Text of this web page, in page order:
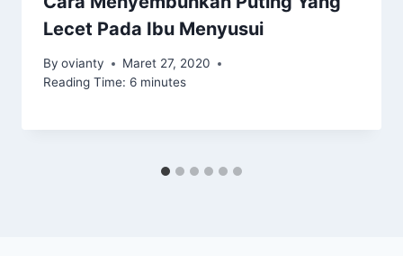
Lecet Pada Ibu Menyusui
By ovianty
Maret 27, 2020
Reading Time: 6 minutes